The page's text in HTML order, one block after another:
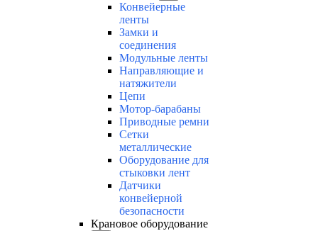
Конвейерные
ленты
Замки и
соединения
Модульные ленты
Направляющие и
натяжители
Цепи
Мотор-барабаны
Приводные ремни
Сетки
металлические
Оборудование для
стыковки лент
Датчики
конвейерной
безопасности
Крановое оборудование